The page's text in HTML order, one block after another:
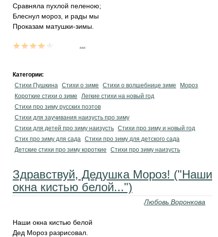
Сравняла пухлой пеленою;
Блеснул мороз, и рады мы
Проказам матушки-зимы.
Категории:
Стихи Пушкина Стихи о зиме Стихи о волшебнице зиме
Мороз
Короткие стихи о зиме
Легкие стихи на новый год
Стихи про зиму русских поэтов
Стихи для заучивания наизусть про зиму
Стихи для детей про зиму наизусть Стихи про зиму и новый год
Стих про зиму для сада Стихи про зиму для детского сада
Детские стихи про зиму короткие
Стихи про зиму наизусть
Здравствуй, Дедушка Мороз! ("Наши
окна кистью белой...")
Любовь Воронкова
Наши окна кистью белой
Дед Мороз разрисовал.